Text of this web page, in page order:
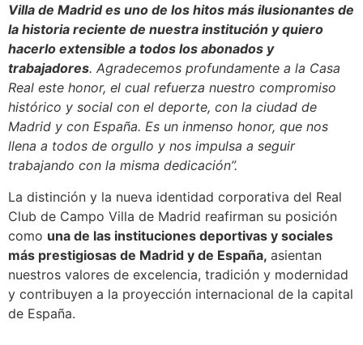
Villa de Madrid es uno de los hitos más ilusionantes de
la historia reciente de nuestra institución y quiero
hacerlo extensible a todos los abonados y
trabajadores. Agradecemos profundamente a la Casa
Real este honor, el cual refuerza nuestro compromiso
histórico y social con el deporte, con la ciudad de
Madrid y con España. Es un inmenso honor, que nos
llena a todos de orgullo y nos impulsa a seguir
trabajando con la misma dedicación”.
La distinción y la nueva identidad corporativa del Real
Club de Campo Villa de Madrid reafirman su posición
como una de las instituciones deportivas y sociales
más prestigiosas de Madrid y de España, asientan
nuestros valores de excelencia, tradición y modernidad
y contribuyen a la proyección internacional de la capital
de España.